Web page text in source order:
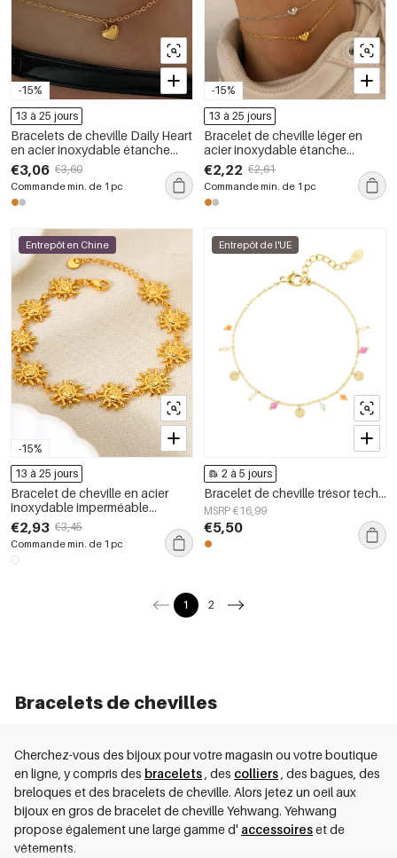
-15%
13 à 25 jours
Bracelets de cheville Daily Heart
en acier inoxydable étanche
couleur or
€3,06 €3,60
Commande min. de 1 pc
-15%
13 à 25 jours
Bracelet de cheville léger en
acier inoxydable étanche
couleur or avec motif cœur
€2,22 €2,61
Commande min. de 1 pc
-15%
Entrepôt en Chine
13 à 25 jours
Bracelet de cheville en acier
inoxydable imperméable
couleur or, patchwork soleil
naturel (1 pièce)
€2,93 €3,45
Commande min. de 1 pc
Entrepôt de l'UE
2 à 5 jours
Bracelet de cheville trésor technicolor - doré
MSRP €16,99
€5,50
1 2
Bracelets de chevilles
Cherchez-vous des bijoux pour votre magasin ou votre boutique
en ligne, y compris des bracelets , des colliers , des bagues, des
breloques et des bracelets de cheville. Alors jetez un oeil aux
bijoux en gros de bracelet de cheville Yehwang. Yehwang
propose également une large gamme d' accessoireset de
vêtements.